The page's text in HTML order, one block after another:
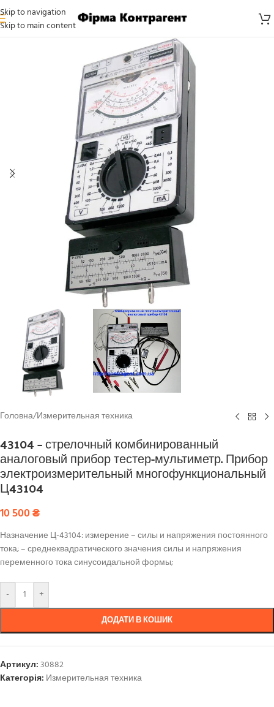
Skip to navigation
Skip to main content
Головна/Измерительная техника
43104 – стрелочный комбинированный
аналоговый прибор тестер-мультиметр. Прибор
электроизмерительный многофункциональный
Ц43104
10 500₴
Назначение Ц-43104: измерение – силы и напряжения постоянного
тока; – среднеквадратического значения силы и напряжения
переменного тока синусоидальной формы;
- +
ДОДАТИ В КОШИК
Артикул:30882
Категорія: Измерительная техника